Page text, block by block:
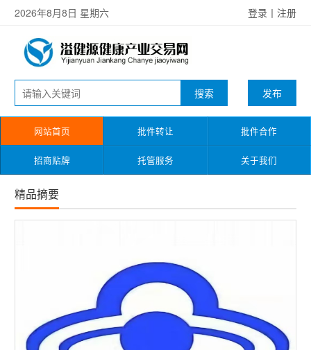
2026年8月8日 星期六 登录 丨 注册
发布
网站首页 批件转让 批件合作
招商贴牌 托管服务 关于我们
精品摘要